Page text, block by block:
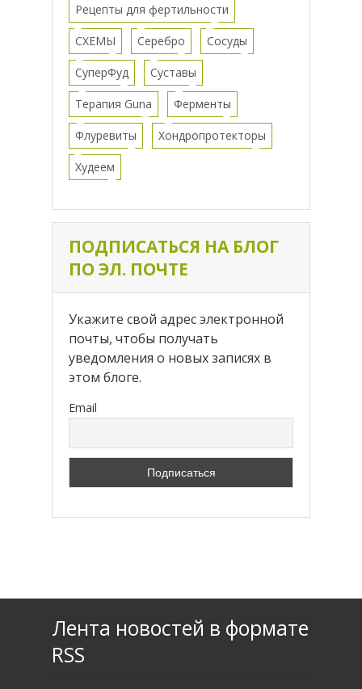
Рецепты для фертильности
СХЕМЫ Серебро Сосуды
СуперФуд Суставы
Терапия Guna Ферменты
Флуревиты Хондропротекторы
Худеем
ПОДПИСАТЬСЯ НА БЛОГ
ПО ЭЛ. ПОЧТЕ
Укажите свой адрес электронной
почты, чтобы получать
уведомления о новых записях в
этом блоге.
Email
Лента новостей в формате
RSS